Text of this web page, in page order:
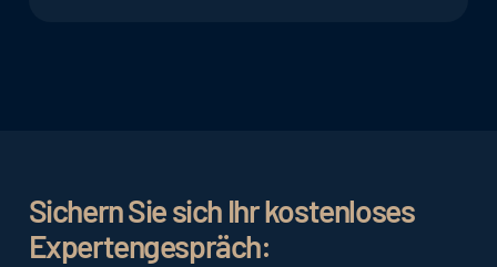
Sichern Sie sich Ihr kostenloses
Expertengespräch: